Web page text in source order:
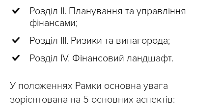
Розділ ІІ. Планування та управління
фінансами;
Розділ ІІІ. Ризики та винагорода;
Розділ ІV. Фінансовий ландшафт.
У положеннях Рамки основна увага
зорієнтована на 5 основних аспектів: